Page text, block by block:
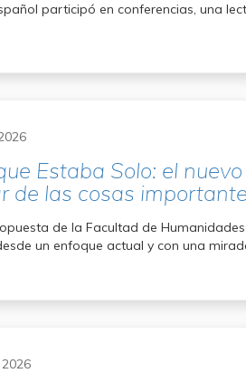
participó en conferencias, una
Estaba Solo: el
de las cosas
de la Facultad de
un enfoque actual y con una